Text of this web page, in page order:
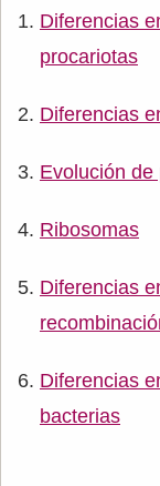
Diferencias
procariotas
Diferencias
Evolución
Ribosomas
Diferencias
Diferencias
bacterias